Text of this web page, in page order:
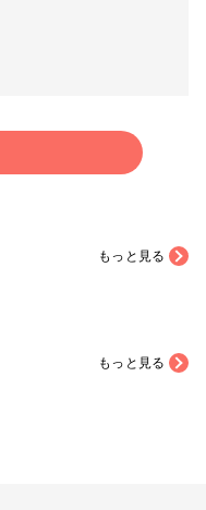
もっと見る
もっと見る